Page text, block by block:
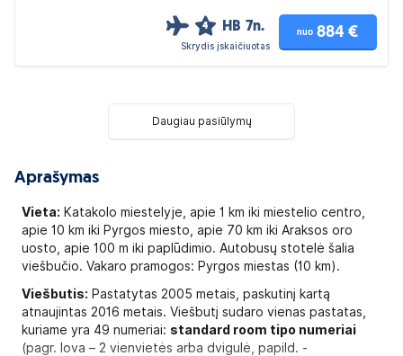
4 HB 7n.
Skrydis įskaičiuotas
nuo 884 €
Daugiau pasiūlymų
Aprašymas
Vieta: Katakolo miestelyje, apie 1 km iki miestelio centro,
apie 10 km iki Pyrgos miesto, apie 70 km iki Araksos oro
uosto, apie 100 m iki paplūdimio. Autobusų stotelė šalia
viešbučio. Vakaro pramogos: Pyrgos miestas (10 km).
Viešbutis: Pastatytas 2005 metais, paskutinį kartą
atnaujintas 2016 metais. Viešbutį sudaro vienas pastatas,
kuriame yra 49 numeriai: standard room tipo numeriai
(pagr. lova – 2 vienvietės arba dvigulė, papild. -